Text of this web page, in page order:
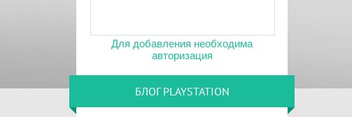
Для добавления необходима
авторизация
БЛОГ PLAYSTATION